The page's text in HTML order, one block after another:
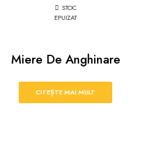
STOC
EPUIZAT
Miere De Anghinare
CITEȘTE MAI MULT